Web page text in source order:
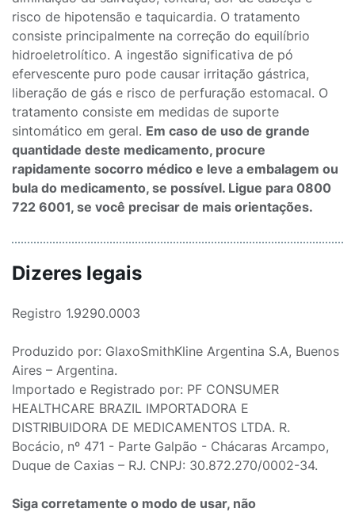
risco de hipotensão e taquicardia. O tratamento
consiste principalmente na correção do equilíbrio
hidroeletrolítico. A ingestão significativa de pó
efervescente puro pode causar irritação gástrica,
liberação de gás e risco de perfuração estomacal. O
tratamento consiste em medidas de suporte
sintomático em geral. Em caso de uso de grande
quantidade deste medicamento, procure
rapidamente socorro médico e leve a embalagem ou
bula do medicamento, se possível. Ligue para 0800
722 6001, se você precisar de mais orientações.
Dizeres legais
Registro 1.9290.0003
Produzido por: GlaxoSmithKline Argentina S.A, Buenos
Aires – Argentina.
Importado e Registrado por: PF CONSUMER
HEALTHCARE BRAZIL IMPORTADORA E
DISTRIBUIDORA DE MEDICAMENTOS LTDA. R.
Bocácio, nº 471 - Parte Galpão - Chácaras Arcampo,
Duque de Caxias – RJ. CNPJ: 30.872.270/0002-34.
Siga corretamente o modo de usar, não